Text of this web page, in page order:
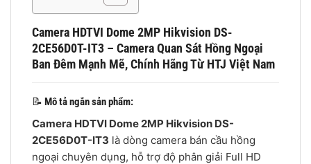
Camera HDTVI Dome 2MP Hikvision DS-
2CE56D0T-IT3 – Camera Quan Sát Hồng Ngoại
Ban Đêm Mạnh Mẽ, Chính Hãng Từ HTJ Việt Nam
📝 Mô tả ngắn sản phẩm:
Camera HDTVI Dome 2MP Hikvision DS-
2CE56D0T-IT3 là dòng camera bán cầu hồng
ngoại chuyên dụng, hỗ trợ độ phân giải Full HD